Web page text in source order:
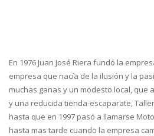
En 1976 Juan José Riera fundó la
empresa que nacía de la ilusión y la
muchas ganas y un modesto local, que
y una reducida tienda-escaparate,
hasta que en 1997 pasó a llamarse
hasta mas tarde cuando la empresa